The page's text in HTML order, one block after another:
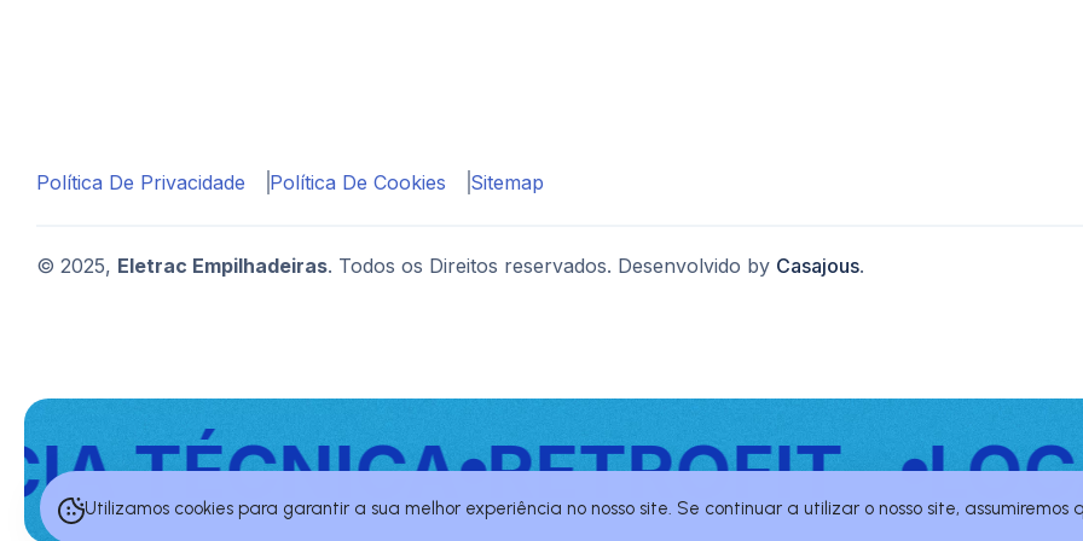
Política De Privacidade Política De Cookies Sitemap
© 2025, Eletrac Empilhadeiras. Todos os Direitos reservados. Desenvolvido by Casajous.
TÉCNICA RETROFIT
Utilizamos cookies para garantir a sua melhor experiência no nosso site. Se continuar a utilizar o nosso site, assumiremos